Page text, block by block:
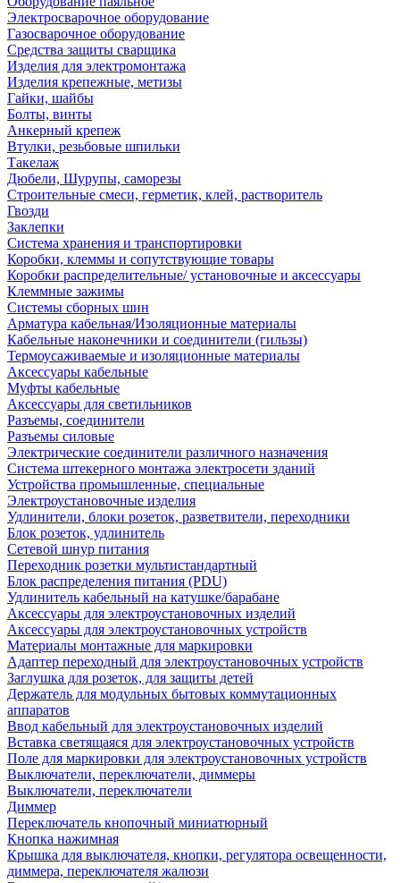
Электросварочное оборудование
Газосварочное оборудование
Средства защиты сварщика
Изделия для электромонтажа
Изделия крепежные, метизы
Гайки, шайбы
Болты, винты
Анкерный крепеж
Втулки, резьбовые шпильки
Такелаж
Дюбели, Шурупы, саморезы
Строительные смеси, герметик, клей, растворитель
Гвозди
Заклепки
Система хранения и транспортировки
Коробки, клеммы и сопутствующие товары
Коробки распределительные/ установочные и аксессуары
Клеммные зажимы
Системы сборных шин
Арматура кабельная/Изоляционные материалы
Кабельные наконечники и соединители (гильзы)
Термоусаживаемые и изоляционные материалы
Аксессуары кабельные
Муфты кабельные
Аксессуары для светильников
Разъемы, соединители
Разъемы силовые
Электрические соединители различного назначения
Система штекерного монтажа электросети зданий
Устройства промышленные, специальные
Электроустановочные изделия
Удлинители, блоки розеток, разветвители, переходники
Блок розеток, удлинитель
Сетевой шнур питания
Переходник розетки мультистандартный
Блок распределения питания (PDU)
Удлинитель кабельный на катушке/барабане
Аксессуары для электроустановочных изделий
Аксессуары для электроустановочных устройств
Материалы монтажные для маркировки
Адаптер переходный для электроустановочных устройств
Заглушка для розеток, для защиты детей
Держатель для модульных бытовых коммутационных
аппаратов
Ввод кабельный для электроустановочных изделий
Вставка светящаяся для электроустановочных устройств
Поле для маркировки для электроустановочных устройств
Выключатели, переключатели, диммеры
Выключатели, переключатели
Диммер
Переключатель кнопочный миниатюрный
Кнопка нажимная
Крышка для выключателя, кнопки, регулятора освещенности,
диммера, переключателя жалюзи